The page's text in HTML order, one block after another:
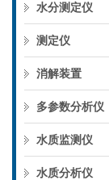
水分测定仪
测定仪
消解装置
多参数分析仪
水质监测仪
水质分析仪